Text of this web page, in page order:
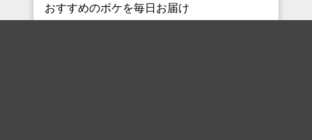
おすすめのボケを毎日お届け